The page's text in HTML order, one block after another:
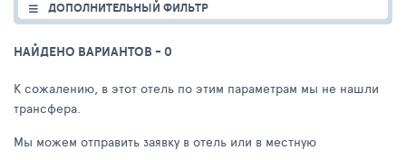
ДОПОЛНИТЕЛЬНЫЙ ФИЛЬТР
НАЙДЕНО ВАРИАНТОВ - 0
К сожалению, в этот отель по этим параметрам мы не нашли
трансфера.
Мы можем отправить заявку в отель или в местную